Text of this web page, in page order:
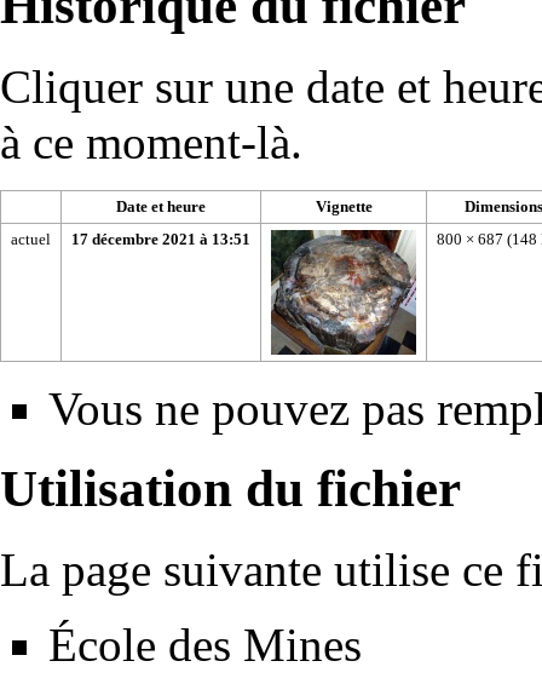
Cliquer sur une date et
à ce moment-là.
Date et heure Vignette
Dimensions
actuel
17 décembre 2021 à 13:51 800 × 687 (148
Vous ne pouvez pas
Utilisation du fichier
La page suivante utilise ce
École des Mines